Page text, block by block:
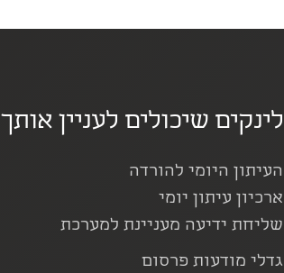
לינקים שיכולים לעניין אותך
העיתון היומי להורדה
ארכיון עיתון יומי
שליחת ידיעה מעניינת למערכת
גדלי מודעות פרסום